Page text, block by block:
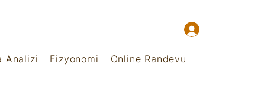
Analizi Fizyonomi Online Randevu